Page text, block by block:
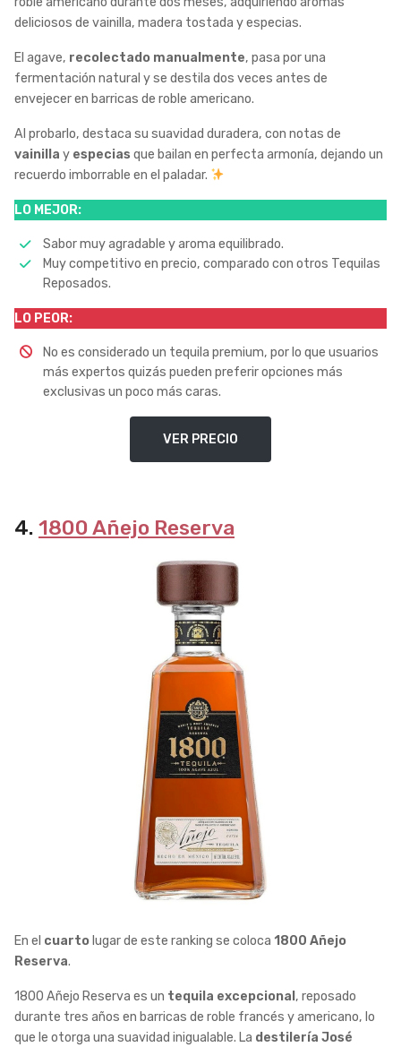
deliciosos de vainilla, madera tostada y especias.
El agave, recolectado manualmente, pasa por una
fermentación natural y se destila dos veces antes de
envejecer en barricas de roble americano.
Al probarlo, destaca su suavidad duradera, con notas de
vainilla y especias que bailan en perfecta armonía, dejando un
recuerdo imborrable en el paladar.
LO MEJOR:
Sabor muy agradable y aroma equilibrado.
Muy competitivo en precio, comparado con otros Tequilas
Reposados.
LO PEOR:
No es considerado un tequila premium, por lo que usuarios
más expertos quizás pueden preferir opciones más
exclusivas un poco más caras.
VER PRECIO
4. 1800 Añejo Reserva
En el cuarto lugar de este ranking se coloca 1800 Añejo
Reserva.
1800 Añejo Reserva es un tequila excepcional , reposado
durante tres años en barricas de roble francés y americano, lo
que le otorga una suavidad inigualable. La destilería José